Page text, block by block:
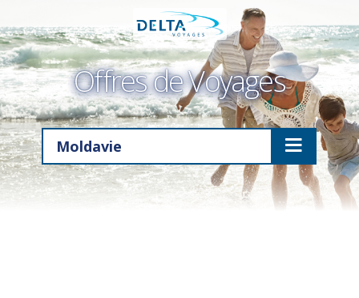
Offres de Voyages